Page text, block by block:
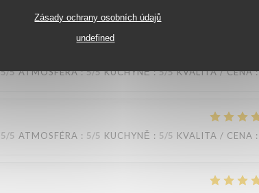
Zásady ochrany osobních údajů
undefined
5/5 ATMOSFÉRA: 5/5 KUCHYNĚ: 5/5 KVALITA / CENA:
5/5 ATMOSFÉRA : 5/5 KUCHYNĚ : 5/5 KVALITA / CENA :